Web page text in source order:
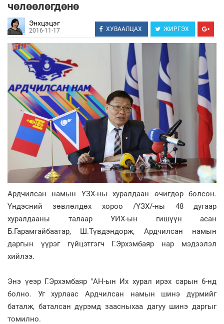
чөлөөлөгдөнө
Энхцэцэг
2016-11-17 ХУВААЛЦАХ ЖИРГЭХ
Ардчилсан намын ҮЗХ-ны хуралдаан өчигдөр болсон.
Үндэсний зөвлөлдөх хороо /ҮЗХ/-ны 48 дугаар
хуралдааны талаар УИХ-ын гишүүн асан
Б.Гарамгайбаатар, Ш.Түвдэндорж, Ардчилсан намын
даргын үүрэг гүйцэтгэгч Г.Эрхэмбаяр нар мэдээлэл
хийлээ.
Энэ үеэр Г.Эрхэмбаяр "АН-ын Их хурал ирэх сарын 6-нд
болно. Уг хурлаас Ардчилсан намын шинэ дүрмийг
баталж, баталсан дүрэмд заасныхаа дагуу шинэ даргыг
томилно.